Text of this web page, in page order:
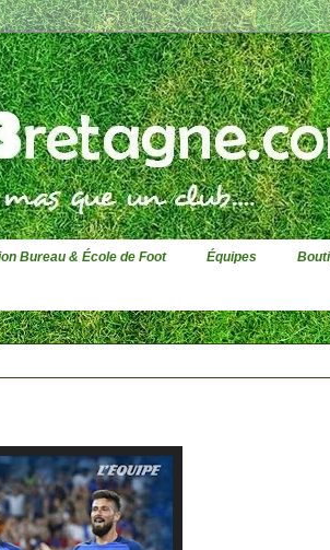
Bureau & École de Foot Équipes